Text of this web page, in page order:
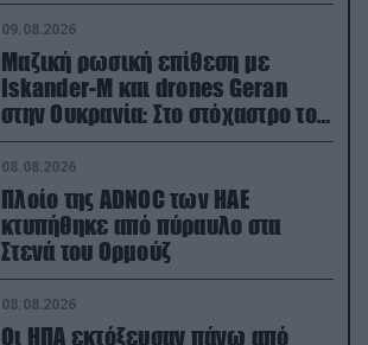
09.08.2026
Μαζική ρωσική επίθεση με
Iskander-M και drones Geran
στην Ουκρανία: Στο στόχαστρο το
εργοστάσιο των Flamingo
08.08.2026
Πλοίο της ADNOC των ΗΑΕ
κτυπήθηκε από πύραυλο στα
Στενά του Ορμούζ
08.08.2026
Οι ΗΠΑ εκτόξευσαν πάνω από